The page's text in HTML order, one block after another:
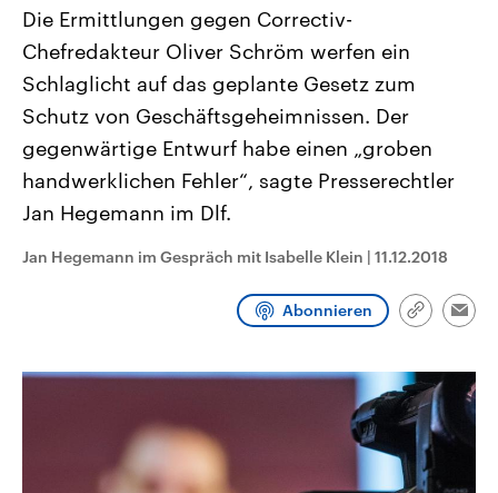
USA
Aktuelle Beiträge, Analysen und
Hintergründe
Wirtschaftlich und militärisch
gehören die Vereinigten Staaten zu
den mächtigsten Ländern der Erde,
mit großem Einfluss auf das
Nahostkonflikt
Aktuelle Lage und
Der Überfall der
Terrororganisation Hamas
Oktober 2023 auf Israel
Region wieder die Gewalt
Israel möchte die Hamas
Sendungen Programm Podcasts
Die Ermittlungen gegen Correctiv-
Chefredakteur Oliver Schröm werfen ein
Schlaglicht auf das geplante Gesetz zum
Schutz von Geschäftsgeheimnissen. Der
gegenwärtige Entwurf habe einen „groben
handwerklichen Fehler“, sagte Presserechtler
Jan Hegemann im Dlf.
Jan Hegemann im Gespräch mit Isabelle Klein | 11.12.2018
Abonnieren
Link